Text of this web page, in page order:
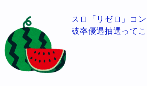
スロ「リゼロ」コ
破率優遇抽選って